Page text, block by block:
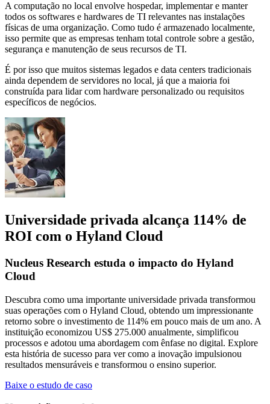
A computação no local envolve hospedar, implementar e manter
todos os softwares e hardwares de TI relevantes nas instalações
físicas de uma organização. Como tudo é armazenado localmente,
isso permite que as empresas tenham total controle sobre a gestão,
segurança e manutenção de seus recursos de TI.
É por isso que muitos sistemas legados e data centers tradicionais
ainda dependem de servidores no local, já que a maioria foi
construída para lidar com hardware personalizado ou requisitos
específicos de negócios.
Universidade privada alcança 114% de
ROI com o Hyland Cloud
Nucleus Research estuda o impacto do Hyland
Cloud
Descubra como uma importante universidade privada transformou
suas operações com o Hyland Cloud, obtendo um impressionante
retorno sobre o investimento de 114% em pouco mais de um ano. A
instituição economizou US$ 275.000 anualmente, simplificou
processos e adotou uma abordagem com ênfase no digital. Explore
esta história de sucesso para ver como a inovação impulsionou
resultados mensuráveis e transformou o ensino superior.
Baixe o estudo de caso